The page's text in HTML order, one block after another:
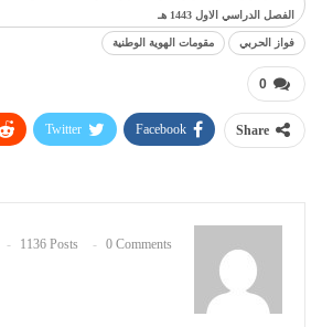
الفصل الدراسي الاول 1443 هـ
فواز الحربي مقومات الهوية الوطنية
0
Share
Facebook
Twitter
1136 Posts 0 Comments